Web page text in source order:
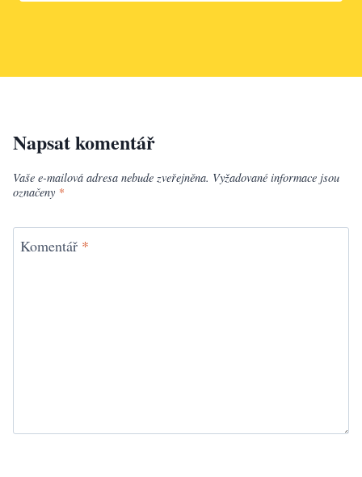
Napsat komentář
Vaše e-mailová adresa nebude zveřejněna. Vyžadované informace jsou
označeny *
Komentář *